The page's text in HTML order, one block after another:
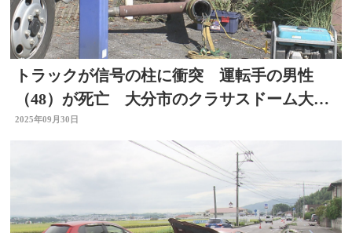
トラックが信号の柱に衝突 運転手の男性
（48）が死亡 大分市のクラサスドーム大分
東交差点で発生
2025年09月30日